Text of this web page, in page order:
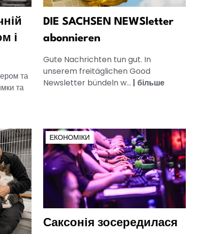
і
та
та
DIE SACHSEN NEWSletter
abonnieren
Gute Nachrichten tun gut. In
unserem freitäglichen Good
Newsletter bündeln w... | більше
ЕКОНОМІКИ
Саксонія зосередилася